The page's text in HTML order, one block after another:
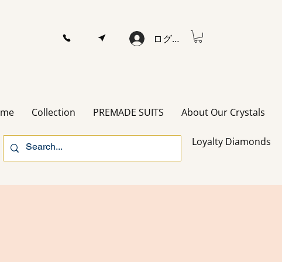
ログイン
Collection PREMADE SUITS About Our Crystals
Loyalty Diamonds